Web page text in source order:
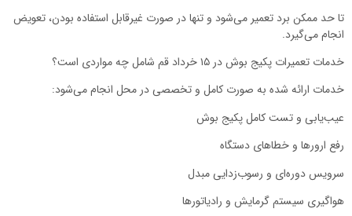
تا حد ممکن برد تعمیر می‌شود و تنها در صورت غیرقابل استفاده بودن، تعویض
انجام می‌گیرد.
خدمات تعمیرات پکیج بوش در ۱۵ خرداد قم شامل چه مواردی است؟
خدمات ارائه شده به صورت کامل و تخصصی در محل انجام می‌شود:
عیب‌یابی و تست کامل پکیج بوش
رفع ارورها و خطاهای دستگاه
سرویس دوره‌ای و رسوب‌زدایی مبدل
هواگیری سیستم گرمایش و رادیاتورها